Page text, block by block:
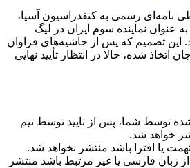
نامه‌ای رسمی به کنفدراسیون آسیا،
عنوان نماینده سوم ایران در لیگ
این تصمیم که پس از حاشیه‌های فراوان
اتخاذ شده، حالا در انتظار تأیید نهایی
توسط شما، پس از تایید توسط تیم
خواهد شد.
یا افترا باشد منتشر نخواهد شد.
از زبان فارسی یا غیر مرتبط باشد منتشر